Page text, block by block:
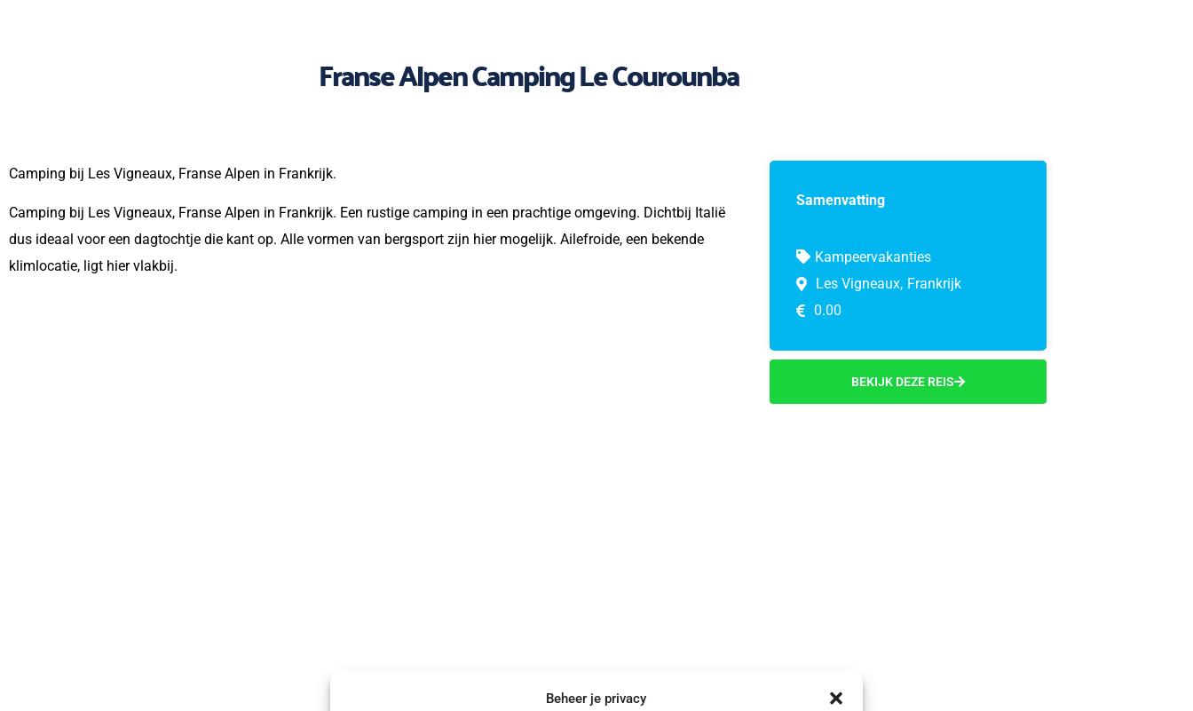
Beheer je privacy
Franse Alpen Camping Le Courounba
Camping bij Les Vigneaux, Franse Alpen in Frankrijk.
Camping bij Les Vigneaux, Franse Alpen in Frankrijk. Een rustige camping in een prachtige omgeving. Dichtbij Italië
dus ideaal voor een dagtochtje die kant op. Alle vormen van bergsport zijn hier mogelijk. Ailefroide, een bekende
klimlocatie, ligt hier vlakbij.
Samenvatting
Kampeervakanties
Les Vigneaux, Frankrijk
0.00
BEKIJK DEZE REIS